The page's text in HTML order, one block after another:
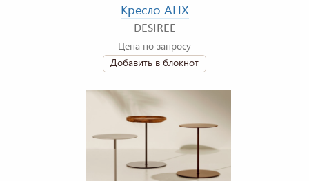
Кресло ALIX
DESIREE
Цена по запросу
Добавить в блокнот